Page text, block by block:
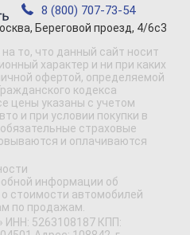
8 (800) 707-73-54
Береговой проезд, 4/6с3
то, что данный сайт носит
характер и ни при каких
офертой, определяемой
кодекса
цены указаны с учетом
и при условии покупки в
страховые
и оплачиваются
информации об
стоимости автомобилей
по продажам.
5263108187 КПП: